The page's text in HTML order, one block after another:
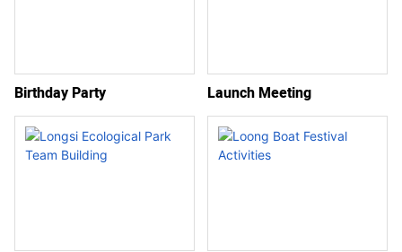
Birthday Party Launch Meeting